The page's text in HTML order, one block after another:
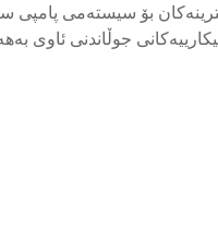
بۆ سیستەمی پامپی
جوڵاندنی